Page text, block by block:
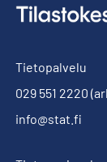
Tietopalvelu
029 551 2220
info@stat.fi